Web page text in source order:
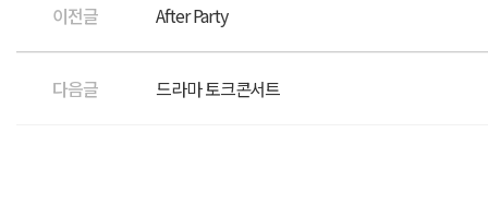
이전글 After Party
다음글 드라마 토크콘서트